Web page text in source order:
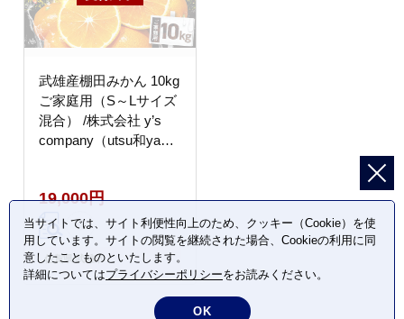
武雄産棚田みかん 10kg
ご家庭用（S～Lサイズ
混合） /株式会社 y’s
company（utsu和ya）
19,000円
佐賀県 武雄市
当サイトでは、サイト利便性向上のため、クッキー（Cookie）を使
用しています。サイトの閲覧を継続された場合、Cookieの利用に同
意したことものといたします。
詳細についてはプライバシーポリシーをお読みください。
OK